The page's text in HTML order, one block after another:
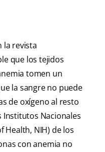
la revista
que los tejidos
tomen un
la sangre no puede
de oxígeno al resto
Institutos Nacionales
Health, NIH) de los
con anemia no